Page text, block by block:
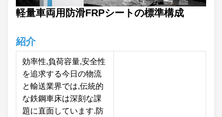
軽量車両用防滑FRPシートの標準構成
紹介
効率性,負荷容量,安全性
を追求する今日の物流
と輸送業界では,伝統的
な鉄鋼車床は深刻な課
題に直面しています.防